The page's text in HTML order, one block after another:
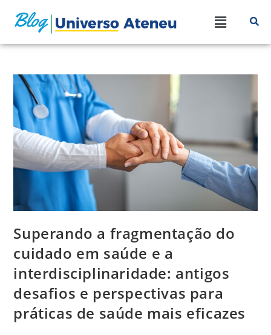
Superando a fragmentação do
cuidado em saúde e a
interdisciplinaridade: antigos
desafios e perspectivas para
práticas de saúde mais eficazes